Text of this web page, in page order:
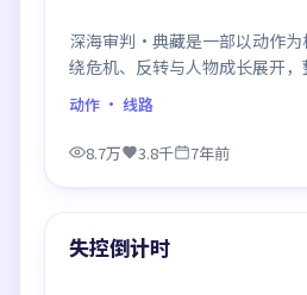
深海审判·典藏是一部以动作为
绕危机、反转与人物成长展开
推荐观看。
动作 · 线路
8.7万 3.8千 7年前
最新
失控倒计时